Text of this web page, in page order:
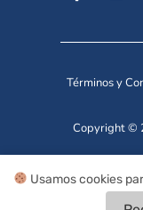
Términos y
Copyright ©
Usamos cookies